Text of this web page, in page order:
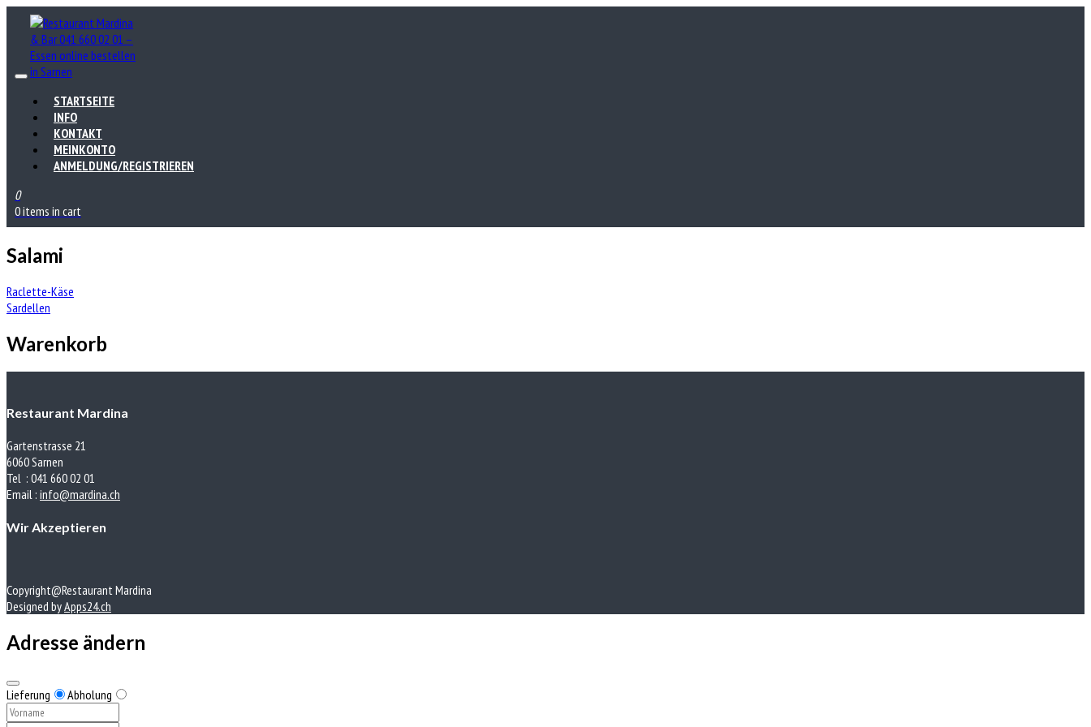
STARTSEITE
INFO
KONTAKT
MEINKONTO
ANMELDUNG/REGISTRIEREN
0
0 items in cart
Salami
Beitrags-
Navigation
Raclette-Käse
Sardellen
Warenkorb
Restaurant Mardina
Gartenstrasse 21
6060 Sarnen
Tel : 041 660 02 01
Email : info@mardina.ch
Wir Akzeptieren
Copyright@Restaurant Mardina
Designed byApps24.ch
Adresse ändern
Lieferung Abholung